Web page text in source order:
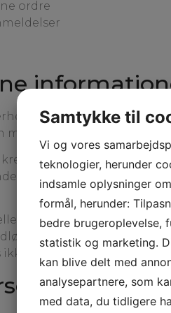
ordre
og
muligt. Ligeledes scannes
netværk og kan
vores
sensitive- og
og kan ikke tilgås af
på interne servere og
Samtykke til
Vi og vores
teknologier, herunder
indsamle oplysninger
formål, herunder:
bedre brugeroplevelse,
statistik og marketing.
kan blive delt med
analysepartnere, som
med data, du tidligere